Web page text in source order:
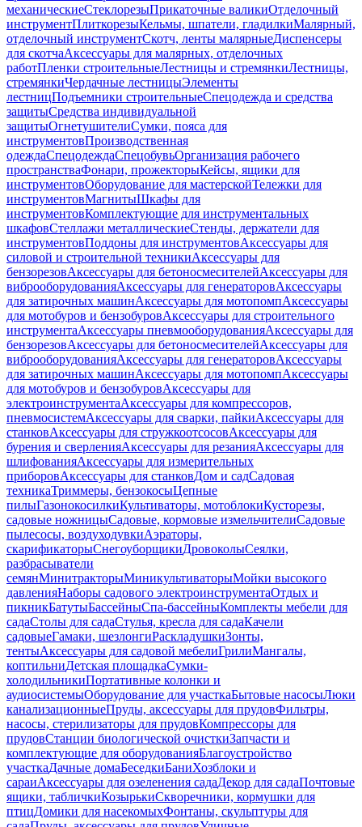
механическиеСтеклорезыПрикаточные валикиОтделочный
инструментПлиткорезыКельмы, шпатели, гладилкиМалярный,
отделочный инструментСкотч, ленты малярныеДиспенсеры
для скотчаАксессуары для малярных, отделочных
работПленки строительныеЛестницы и стремянкиЛестницы,
стремянкиЧердачные лестницыЭлементы
лестницПодъемники строительныеСпецодежда и средства
защитыСредства индивидуальной
защитыОгнетушителиСумки, пояса для
инструментовПроизводственная
одеждаСпецодеждаСпецобувьОрганизация рабочего
пространстваФонари, прожекторыКейсы, ящики для
инструментовОборудование для мастерскойТележки для
инструментовМагнитыШкафы для
инструментовКомплектующие для инструментальных
шкафовСтеллажи металлическиеСтенды, держатели для
инструментовПоддоны для инструментовАксессуары для
силовой и строительной техникиАксессуары для
бензорезовАксессуары для бетоносмесителейАксессуары для
виброоборудованияАксессуары для генераторовАксессуары
для затирочных машинАксессуары для мотопомпАксессуары
для мотобуров и бензобуровАксессуары для строительного
инструментаАксессуары пневмооборудованияАксессуары для
бензорезовАксессуары для бетоносмесителейАксессуары для
виброоборудованияАксессуары для генераторовАксессуары
для затирочных машинАксессуары для мотопомпАксессуары
для мотобуров и бензобуровАксессуары для
электроинструментаАксессуары для компрессоров,
пневмосистемАксессуары для сварки, пайкиАксессуары для
станковАксессуары для стружкоотсосовАксессуары для
бурения и сверленияАксессуары для резанияАксессуары для
шлифованияАксессуары для измерительных
приборовАксессуары для станковДом и садСадовая
техникаТриммеры, бензокосыЦепные
пилыГазонокосилкиКультиваторы, мотоблокиКусторезы,
садовые ножницыСадовые, кормовые измельчителиСадовые
пылесосы, воздуходувкиАэраторы,
скарификаторыСнегоуборщикиДровоколыСеялки,
разбрасыватели
семянМинитракторыМиникультиваторыМойки высокого
давленияНаборы садового электроинструментаОтдых и
пикникБатутыБассейныСпа-бассейныКомплекты мебели для
садаСтолы для садаСтулья, кресла для садаКачели
садовыеГамаки, шезлонгиРаскладушкиЗонты,
тентыАксессуары для садовой мебелиГрилиМангалы,
коптильниДетская площадкаСумки-
холодильникиПортативные колонки и
аудиосистемыОборудование для участкаБытовые насосыЛюки
канализационныеПруды, аксессуары для прудовФильтры,
насосы, стерилизаторы для прудовКомпрессоры для
прудовСтанции биологической очисткиЗапчасти и
комплектующие для оборудованияБлагоустройство
участкаДачные домаБеседкиБаниХозблоки и
сараиАксессуары для озеленения садаДекор для садаПочтовые
ящики, табличкиКозырькиСкворечники, кормушки для
птицДомики для насекомыхФонтаны, скульптуры для